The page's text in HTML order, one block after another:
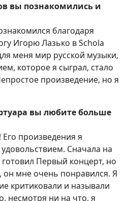
вы познакомились и
благодаря
Игорю Лазько в Schola
меня мир русской музыки,
которое я сыграл, стало
произведение, но я
вы любите больше
произведения я
Сначала на
готовил Первый концерт, но
он мне очень понравился. Я
критиковали и называли
несмотря ни на что, я